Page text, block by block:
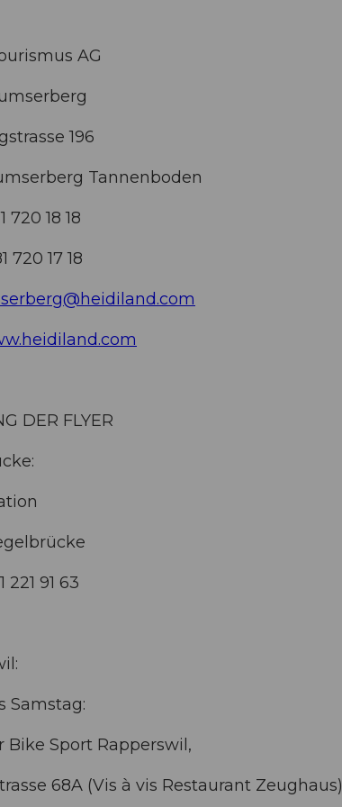
AG
196
Tannenboden
720 18 18
720 17 18
DER FLYER
221 91 63
Samstag:
Bike Sport Rapperswil,
68A (Vis à vis Restaurant Zeughaus)